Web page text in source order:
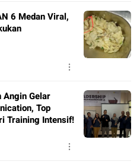
6 Medan Viral,
Angin Gelar
Top
Training Intensif!